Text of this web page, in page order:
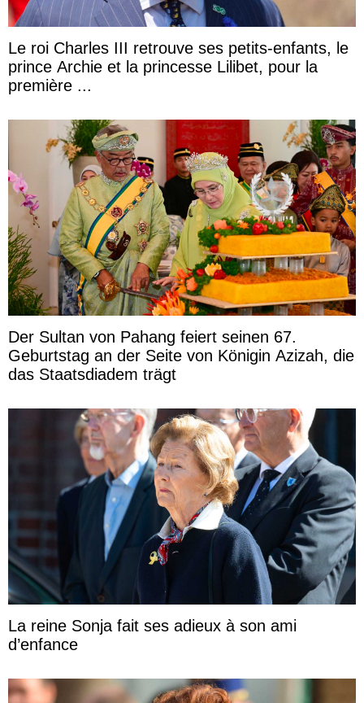
Le roi Charles III retrouve ses petits-enfants, le
prince Archie et la princesse Lilibet, pour la
première ...
Der Sultan von Pahang feiert seinen 67.
Geburtstag an der Seite von Königin Azizah, die
das Staatsdiadem trägt
La reine Sonja fait ses adieux à son ami
d’enfance